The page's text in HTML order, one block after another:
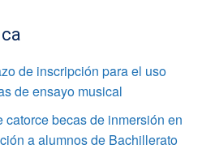
de inscripción para el uso
de ensayo musical
becas de inmersión en
a alumnos de Bachillerato